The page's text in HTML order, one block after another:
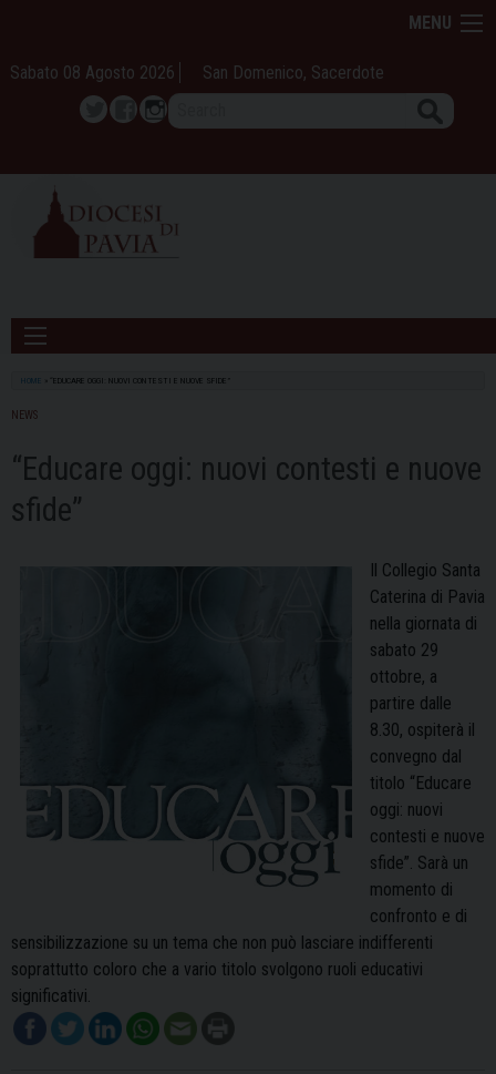
content
MENU
Sabato 08 Agosto 2026 San Domenico, Sacerdote
TwitterFacebook
Instagram
HOME “EDUCARE OGGI: NUOVI CONTESTI E NUOVE SFIDE”
NEWS
“Educare oggi: nuovi contesti e nuove
sfide”
Il Collegio Santa
Caterina di Pavia
nella giornata di
sabato 29
ottobre, a
partire dalle
8.30, ospiterà il
convegno dal
titolo “Educare
oggi: nuovi
contesti e nuove
sfide”. Sarà un
momento di
confronto e di
sensibilizzazione su un tema che non può lasciare indifferenti
soprattutto coloro che a vario titolo svolgono ruoli educativi
significativi.